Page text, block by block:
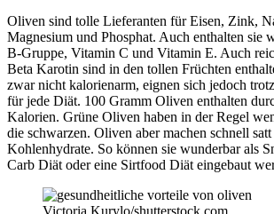
Oliven sind tolle Lieferanten für Eisen, Zink,
Magnesium und Phosphat. Auch enthalten sie
B-Gruppe, Vitamin C und Vitamin E. Auch
Beta Karotin sind in den tollen Früchten
zwar nicht kalorienarm, eignen sich jedoch
für jede Diät. 100 Gramm Oliven enthalten
Kalorien. Grüne Oliven haben in der Regel
die schwarzen. Oliven aber machen schnell
Kohlenhydrate. So können sie wunderbar als
Carb Diät oder eine Sirtfood Diät eingebaut